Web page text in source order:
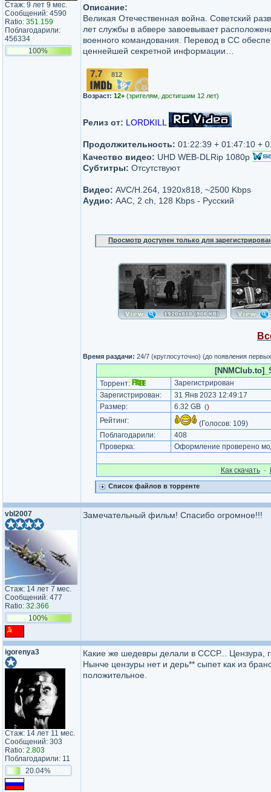
Стаж: 9 лет 9 мес.
Сообщений: 4590
Ratio: 351.159
Поблагодарили:
456334
100%
Описание:
Великая Отечественная война. Советский
лет службы в абвере завоевывает
военного командования. Перевод в СС
ценнейшей секретной информации…
7.7 812
Возраст: 12+ (зрителям, достигшим 12 лет)
Релиз от: LORDKILL
Продолжительность: 01:22:39 + 01:47:10 +
Качество видео: UHD WEB-DLRip 1080p
Субтитры: Отсутствуют
Видео: AVC/H.264, 1920x818, ~2500 Kbps
Аудио: AAC, 2 ch, 128 Kbps - Русский
Просмотр доступен только для
Время раздачи: 24/7 (круглосуточно) (до появления
Торрент:
Зарегистрирован
Зарегистрирован:
31 Янв 2023 12:49:17
Размер:
6.32 GB ()
Рейтинг: (Голосов: 109)
Поблагодарили:
408
Проверка:
Оформление проверено
Как cкачать·
Список файлов в торренте
vbl2007
Стаж: 14 лет 7 мес.
Сообщений: 477
Ratio: 32.366
100%
Замечательный фильм! Спасибо огромное!!!
igorenya3
Стаж: 14 лет 11 мес.
Сообщений: 303
Ratio: 2.803
Поблагодарили: 11
20.04%
Какие же шедевры делали в СССР... Цензура,
Нынче цензуры нет и дерь** сыпет как из
положительное.